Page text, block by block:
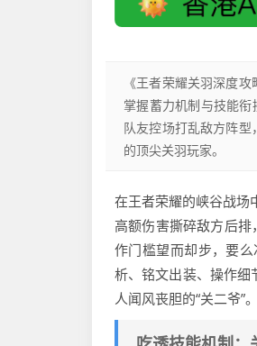
《王者荣耀关羽深度
掌握蓄力机制与技能
队友控场打乱敌方阵
的顶尖关羽玩家。
在王者荣耀的峡谷战场
高额伤害撕碎敌方后
作门槛望而却步，要
析、铭文出装、操作细
人闻风丧胆的“关二爷”。